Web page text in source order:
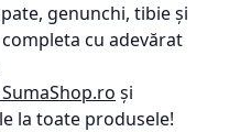
genunchi, tibie și
cu adevărat
și
la toate produsele!